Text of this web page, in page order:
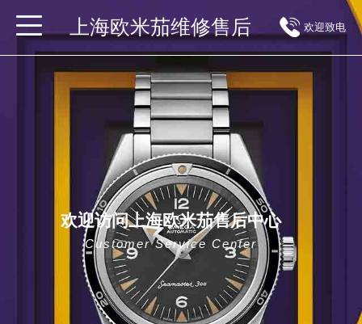
上海欧米茄维修售后 欢迎致电
欢迎访问上海欧米茄售后中心
Customer Service Center